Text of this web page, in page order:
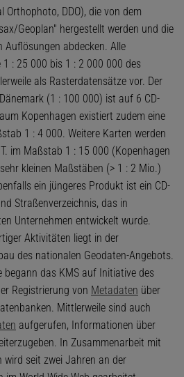
Orthophoto, DDO), die von dem
Geoplan" hergestellt werden und die
Auflösungen abdecken. Alle
: 25 000 bis 1 : 2 000 000 des
als Rasterdatensätze vor. Der
(1 : 100 000) ist auf 6 CD-
Kopenhagen existiert zudem eine
1 : 4 000. Weitere Karten werden
im Maßstab 1 : 15 000 (Kopenhagen
kleinen Maßstäben (> 1 : 2 Mio.)
ein jüngeres Produkt ist ein CD-
Straßenverzeichnis, das in
Unternehmen entwickelt wurde.
Aktivitäten liegt in der
des nationalen Geodaten-Angebots.
das KMS auf Initiative des
Registrierung von Metadaten über
Mittlerweile sind auch
aufgerufen, Informationen über
In Zusammenarbeit mit
wird seit zwei Jahren an der